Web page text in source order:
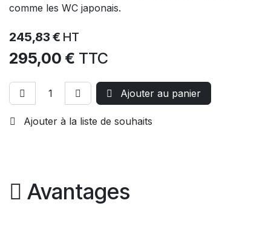
comme les WC japonais.
245,83 € HT
295,00 € TTC
Ajouter au panier
Ajouter à la liste de souhaits
Avantages